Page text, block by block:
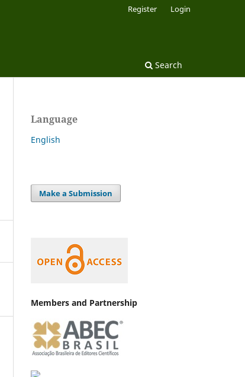
Search
Register Login
Language
English
Make a Submission
Members and Partnership